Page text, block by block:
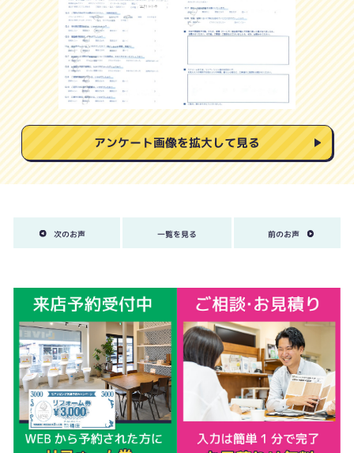
アンケート画像を拡大して見る
次のお声 一覧を見る 前のお声